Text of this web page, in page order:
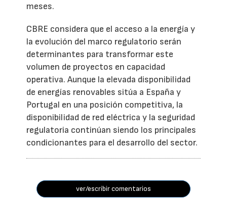
meses.
CBRE considera que el acceso a la energía y
la evolución del marco regulatorio serán
determinantes para transformar este
volumen de proyectos en capacidad
operativa. Aunque la elevada disponibilidad
de energías renovables sitúa a España y
Portugal en una posición competitiva, la
disponibilidad de red eléctrica y la seguridad
regulatoria continúan siendo los principales
condicionantes para el desarrollo del sector.
ver/escribir comentarios